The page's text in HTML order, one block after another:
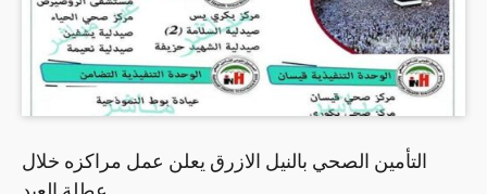
التأمين الصحي بالنيل الازرق يعلن عمل مراكزه خلال